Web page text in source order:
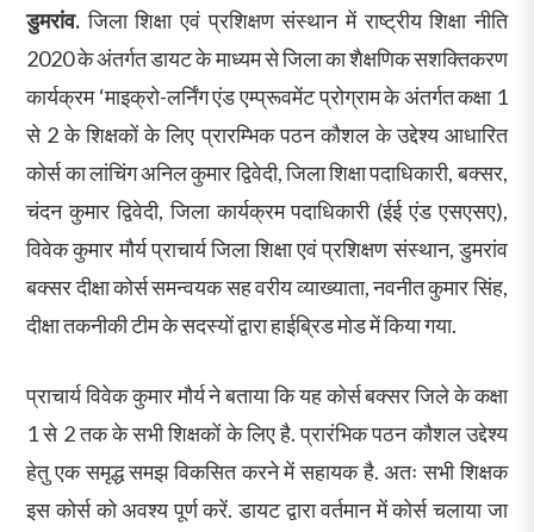
डुमरांव.जिला शिक्षा एवं प्रशिक्षण संस्थान में राष्ट्रीय शिक्षा नीति
2020 के अंतर्गत डायट के माध्यम से जिला का शैक्षणिक सशक्तिकरण
कार्यक्रम ‘माइक्रो-लर्निंग एंड एम्प्रूवमेंट प्रोग्राम के अंतर्गत कक्षा 1
से 2 के शिक्षकों के लिए प्रारम्भिक पठन कौशल के उद्देश्य आधारित
कोर्स का लांचिंग अनिल कुमार द्विवेदी, जिला शिक्षा पदाधिकारी, बक्सर,
चंदन कुमार द्विवेदी, जिला कार्यक्रम पदाधिकारी (ईई एंड एसएसए),
विवेक कुमार मौर्य प्राचार्य जिला शिक्षा एवं प्रशिक्षण संस्थान, डुमरांव
बक्सर दीक्षा कोर्स समन्वयक सह वरीय व्याख्याता, नवनीत कुमार सिंह,
दीक्षा तकनीकी टीम के सदस्यों द्वारा हाईब्रिड मोड में किया गया.
प्राचार्य विवेक कुमार मौर्य ने बताया कि यह कोर्स बक्सर जिले के कक्षा
1 से 2 तक के सभी शिक्षकों के लिए है. प्रारंभिक पठन कौशल उद्देश्य
हेतु एक समृद्ध समझ विकसित करने में सहायक है. अतः सभी शिक्षक
इस कोर्स को अवश्य पूर्ण करें. डायट द्वारा वर्तमान में कोर्स चलाया जा